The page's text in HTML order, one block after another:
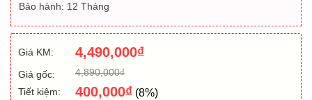
Bảo hành: 12 Tháng
Giá KM: 4,490,000₫
Giá gốc: 4,890,000₫
Tiết kiệm:
400,000₫ (8%)